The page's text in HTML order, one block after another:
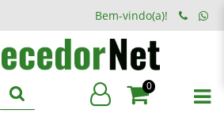
Bem-vindo(a)!
0